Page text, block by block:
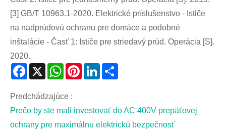
[3] GB/T 10963.1-2020. Elektrické príslušenstvo - Ističe
na nadprúdovú ochranu pre domáce a podobné
inštalácie - Časť 1: Ističe pre striedavý prúd. Operácia [S].
2020.
Facebook
X WhatsAppPinterestLinkedIn
Predchádzajúce :
Prečo by ste mali investovať do AC 400V prepäťovej
ochrany pre maximálnu elektrickú bezpečnosť